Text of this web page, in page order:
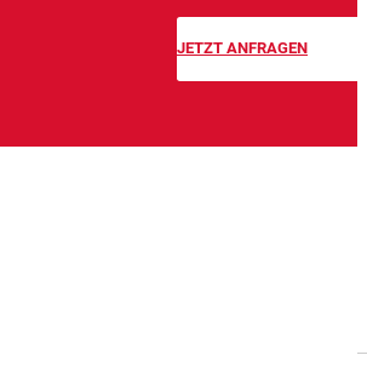
JETZT ANFRAGEN